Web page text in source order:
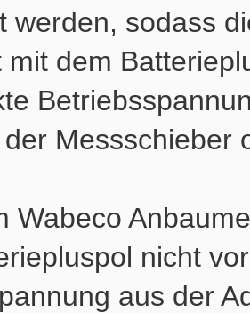
werden, sodass
mit dem
Messschieber
Wabeco
nicht
aus der